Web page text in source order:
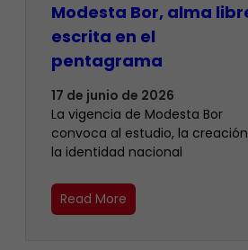
Modesta Bor, alma
escrita en el
pentagrama
17 de junio de 2026
La vigencia de Modesta Bor
convoca al estudio, la
la identidad nacional
Read More